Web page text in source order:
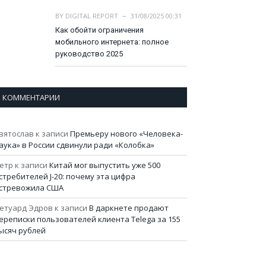
BY DIGITAL REPORT
31/08/2025 00:31
Как обойти ограничения
мобильного интернета: полное
руководство 2025
КОММЕНТАРИИ
к записи Премьеру нового «Человека-
в России сдвинули ради «Колобка»
к записи Китай мог выпустить уже 500
J-20: почему эта цифра
США
Эдров к записи В даркнете продают
пользователей клиента Telega за 155
рублей